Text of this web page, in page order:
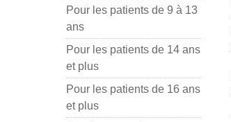
Pour les patients de 9 à 13
ans
Pour les patients de 14 ans
et plus
Pour les patients de 16 ans
et plus